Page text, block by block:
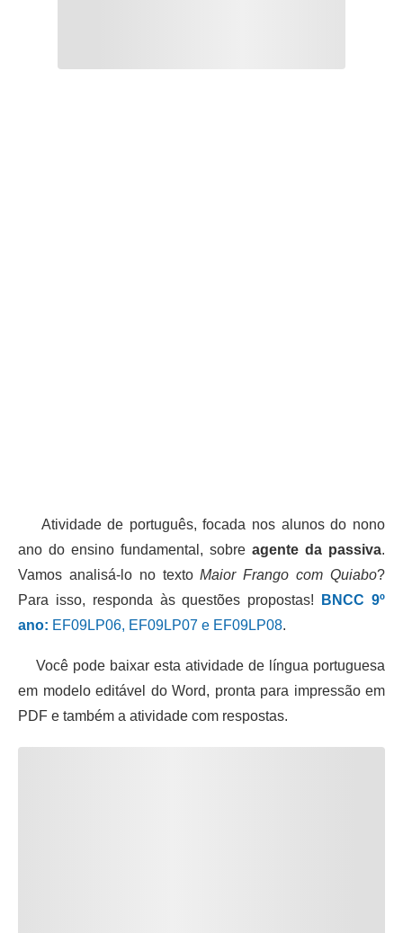
Atividade de português, focada nos alunos do nono
ano do ensino fundamental, sobre agente da passiva.
Vamos analisá-lo no textoMaior Frango com Quiabo?
Para isso, responda às questões propostas!
BNCC 9º
ano: EF09LP06, EF09LP07 e EF09LP08.
Você pode baixar esta atividade de língua portuguesa
em modelo editável do Word, pronta para impressão em
PDF e também a atividade com respostas.